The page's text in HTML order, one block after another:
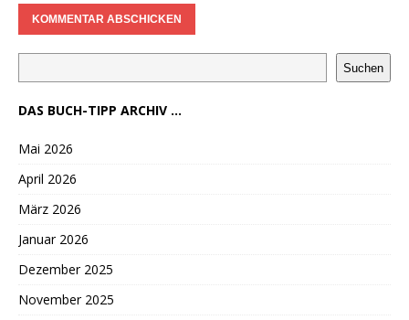
Suchen
DAS BUCH-TIPP ARCHIV ...
Mai 2026
April 2026
März 2026
Januar 2026
Dezember 2025
November 2025